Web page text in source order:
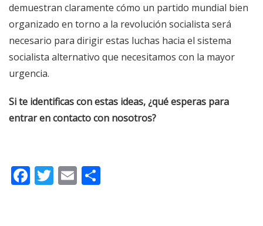
demuestran claramente cómo un partido mundial bien
organizado en torno a la revolución socialista será
necesario para dirigir estas luchas hacia el sistema
socialista alternativo que necesitamos con la mayor
urgencia.
Si te identificas con estas ideas, ¿qué esperas para
entrar en contacto con nosotros?
Facebook
Twitter
Email